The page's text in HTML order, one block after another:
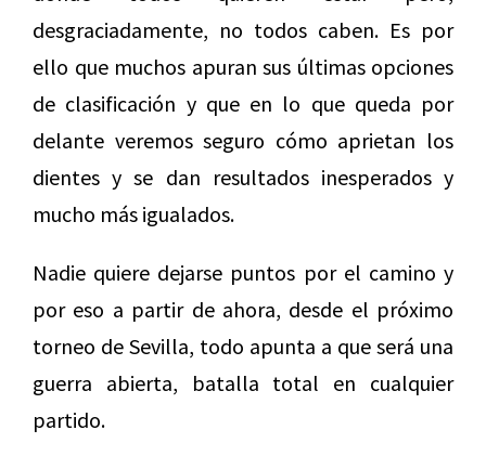
desgraciadamente, no todos caben. Es por
ello que muchos apuran sus últimas opciones
de clasificación y que en lo que queda por
delante veremos seguro cómo aprietan los
dientes y se dan resultados inesperados y
mucho más igualados.
Nadie quiere dejarse puntos por el camino y
por eso a partir de ahora, desde el próximo
torneo de Sevilla, todo apunta a que será una
guerra abierta, batalla total en cualquier
partido.